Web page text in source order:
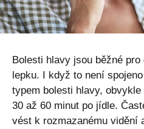
Bolesti hlavy jsou běžné
lepku. I když to není
typem bolesti hlavy,
30 až 60 minut po jídle.
vést k rozmazanému vidění